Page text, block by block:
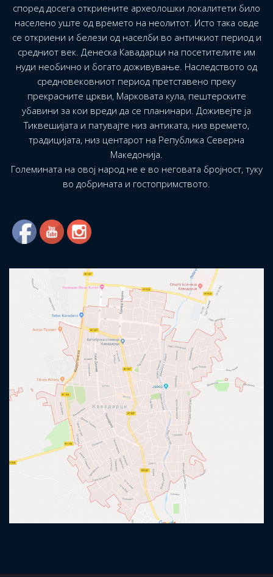
според досега откриените археолошки локалитети било
населено уште од времето на неолитот. Исто така овде
се откриени и белези од населби во античкиот период и
средниот век. Денеска Кавадарци на посетителите им
нуди необично и богато доживување. Наследството од
средновековниот период претставено преку
прекрасните цркви, Марковата кула, пештерските
убавини за кои вреди да се планинари. Доживејте ја
Тиквешијата и патувајте низ антиката, низ времето,
традицијата, низ центарот на Република Северна
Македонија.
Големината на овој народ не е во неговата бројност, туку
во добрината и гостопримството.